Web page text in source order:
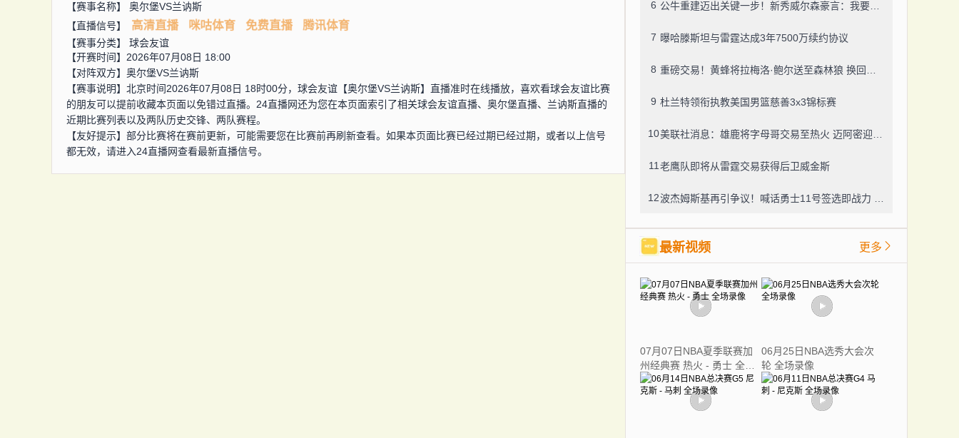
【赛事名称】 奥尔堡VS兰讷斯
【直播信号】
高清直播 咪咕体育 免费直播 腾讯体育
【赛事分类】 球会友谊
【开赛时间】2026年07月08日 18:00
【对阵双方】 奥尔堡VS兰讷斯
【赛事说明】北京时间2026年07月08日 18时00分，球会友谊【奥尔堡VS兰讷斯】直播准时在线播放，喜欢看球会友谊比赛
的朋友可以提前收藏本页面以免错过直播。24直播网还为您在本页面索引了相关球会友谊直播、奥尔堡直播、兰讷斯直播的
近期比赛列表以及两队历史交锋、两队赛程。
【友好提示】部分比赛将在赛前更新，可能需要您在比赛前再刷新查看。如果本页面比赛已经过期已经过期，或者以上信号
都无效，请进入24直播网查看最新直播信号。
6
7 曝哈滕斯坦与雷霆达成3年7500万续约协议
8
9 杜兰特领衔执教美国男篮慈善3x3锦标赛
10
11 老鹰队即将从雷霆交易获得后卫威金斯
12
最新视频 更多
07月07日NBA夏季联赛加
州经典赛 热火 - 勇士 全场
录像
06月25日NBA选秀大会次
轮 全场录像